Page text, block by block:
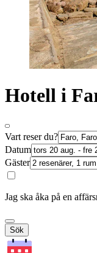
Hotell i
Vart reser du?
Datum
Gäster
Jag ska åka på en
Sök